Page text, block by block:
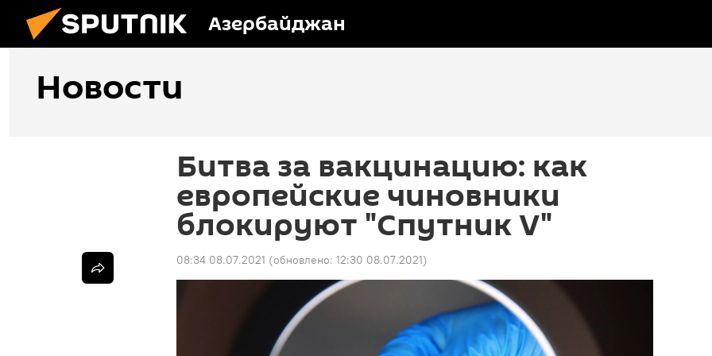
Азербайджан
Новости
Битва за вакцинацию: как
европейские чиновники
блокируют "Спутник V"
08:34 08.07.2021 (обновлено: 12:30 08.07.2021)